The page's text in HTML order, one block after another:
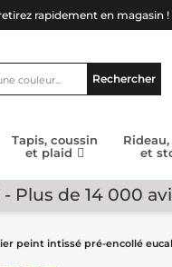
rapidement en magasin !
Rechercher
Tapis, coussin
et plaid
et
5 - Plus de 14 000
peint intissé pré-encollé